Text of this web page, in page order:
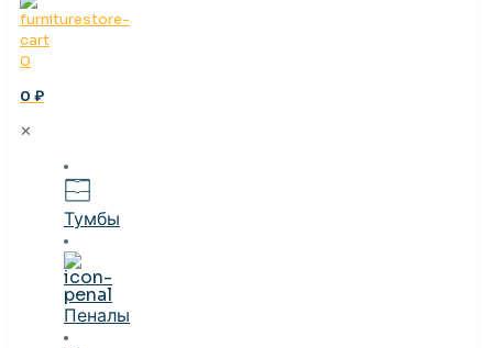
0
0 ₽
✕
Тумбы
Пеналы